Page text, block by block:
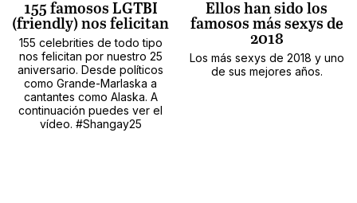
155 famosos LGTBI
(friendly) nos felicitan
155 celebrities de todo tipo
nos felicitan por nuestro 25
aniversario. Desde políticos
como Grande-Marlaska a
cantantes como Alaska. A
continuación puedes ver el
vídeo. #Shangay25
Ellos han sido los
famosos más sexys de
2018
Los más sexys de 2018 y uno
de sus mejores años.